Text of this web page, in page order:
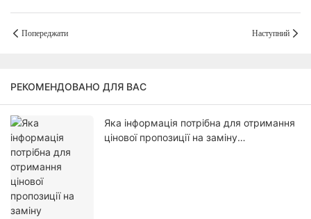
Попереджати Наступний
РЕКОМЕНДОВАНО ДЛЯ ВАС
Яка інформація потрібна для отримання
цінової пропозиції на заміну